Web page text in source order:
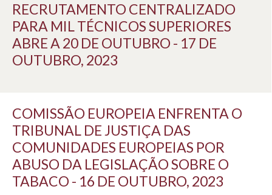
RECRUTAMENTO CENTRALIZADO
PARA MIL TÉCNICOS SUPERIORES
ABRE A 20 DE OUTUBRO - 17 DE
OUTUBRO, 2023
COMISSÃO EUROPEIA ENFRENTA O
TRIBUNAL DE JUSTIÇA DAS
COMUNIDADES EUROPEIAS POR
ABUSO DA LEGISLAÇÃO SOBRE O
TABACO - 16 DE OUTUBRO, 2023